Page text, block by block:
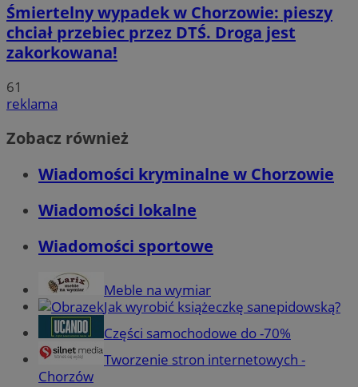
Śmiertelny wypadek w Chorzowie: pieszy
chciał przebiec przez DTŚ. Droga jest
zakorkowana!
61
reklama
Zobacz również
Wiadomości kryminalne w Chorzowie
Wiadomości lokalne
Wiadomości sportowe
Meble na wymiar
Jak wyrobić książeczkę sanepidowską?
Części samochodowe do -70%
Tworzenie stron internetowych -
Chorzów